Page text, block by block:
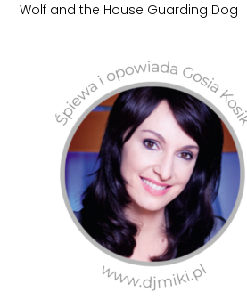
Wolf and the House Guarding Dog